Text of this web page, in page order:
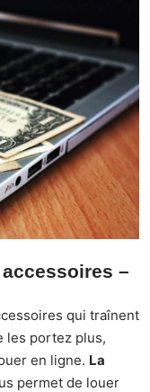
–
qui traînent
les portez plus,
en ligne. La
permet de louer